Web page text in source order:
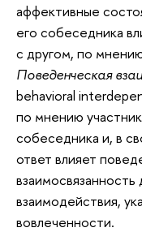
аффективные
его собеседника
с другом, по
Поведенческая
behavioral
по мнению
собеседника и, в
ответ влияет
взаимодействия,
вовлеченности.